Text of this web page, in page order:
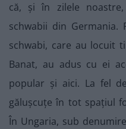
că, și în zilele
schwabii din Germania.
schwabi, care au locuit
Banat, au adus cu ei
popular și aici. La fel
gălușcuțe în tot spațiul
În Ungaria, sub